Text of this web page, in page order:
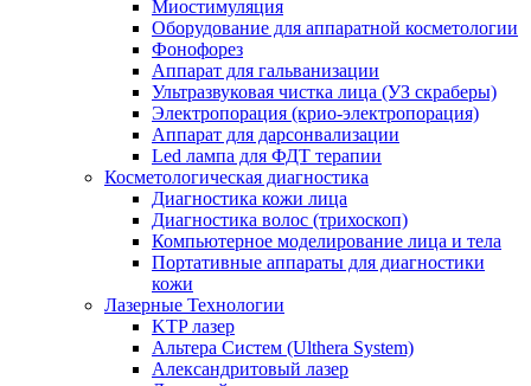
Миостимуляция
Оборудование для аппаратной косметологии
Фонофорез
Аппарат для гальванизации
Ультразвуковая чистка лица (УЗ скраберы)
Электропорация (крио-электропорация)
Аппарат для дарсонвализации
Led лампа для ФДТ терапии
Косметологическая диагностика
Диагностика кожи лица
Диагностика волос (трихоскоп)
Компьютерное моделирование лица и тела
Портативные аппараты для диагностики
кожи
Лазерные Технологии
KTP лазер
Альтера Систем (Ulthera System)
Александритовый лазер